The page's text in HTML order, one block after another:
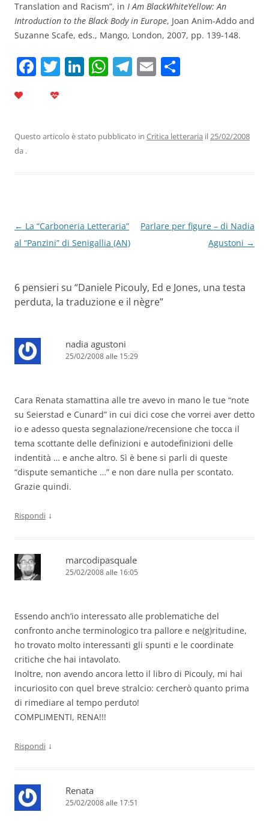
Translation and Racism”, in I Am BlackWhiteYellow: An
Introduction to the Black Body in Europe, Joan Anim-Addo and
Suzanne Scafe, eds., Mango, London, 2007, pp. 139-148.
F
b
T Li
dI
W
A
T
a
E
vi
Questo articolo è stato pubblicato in Critica letteraria il25/02/2008
da .
Navigazione
articolo
← La “Carboneria Letteraria”
al “Panzini” di Senigallia (AN)
Parlare per figure – di Nadia
Agustoni →
6 pensieri su “Daniele Picouly, Ed e Jones, una testa
perduta, la traduzione e il nègre”
nadia agustoni
25/02/2008 alle 15:29
Cara Renata stamattina alle tre avevo in mano le tue “note
su Seierstad e Cunard” in cui dici cose che vorrei aver detto
io e adesso questa segnalazione/recensione che tocca il
tema scottante delle definizioni e autodefinizioni delle
indentità … e anche altro. Sì è bene si parli di queste
“dispute semantiche …” e non dare nulla per scontato.
Grazie quindi.
Rispondi ↓
marcodipasquale
25/02/2008 alle 16:05
Essendo anch’io interessato alle problematiche del
confronto anche terminologico tra pallore e ne(g)ritudine,
ho trovato molto interessanti gli spunti e le coordinate
critiche che hai intavolato.
Inoltre, non avendo ancora letto il libro di Picouly, mi hai
incuriosito con quel breve stralcio: cercherò quanto prima
di rimediare al tempo perduto!
COMPLIMENTI, RENA!!!
Rispondi ↓
Renata
25/02/2008 alle 17:51